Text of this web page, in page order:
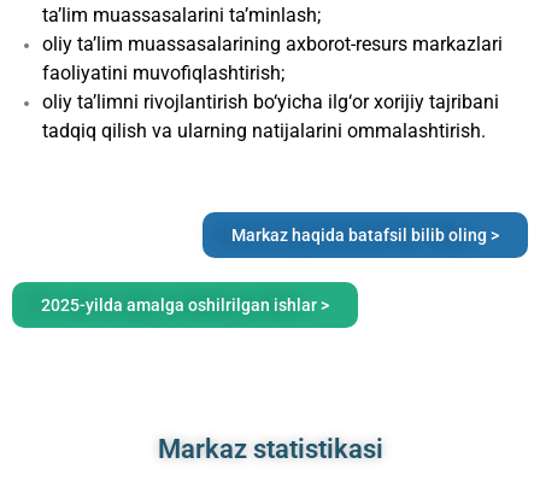
ta’lim muassasalarini ta’minlash;
oliy ta’lim muassasalarining axborot-resurs markazlari
faoliyatini muvofiqlashtirish;
oliy ta’limni rivojlantirish bo‘yicha ilg‘or xorijiy tajribani
tadqiq qilish va ularning natijalarini ommalashtirish.
Markaz haqida batafsil bilib oling >
2025-yilda amalga oshilrilgan ishlar >
Markaz statistikasi